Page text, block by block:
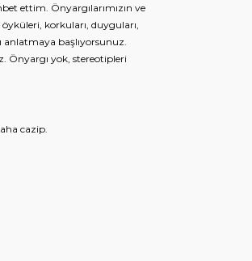
ettim. Önyargılarımızın ve
korkuları, duyguları,
anlatmaya başlıyorsunuz.
Önyargı yok, stereotipleri
cazip.